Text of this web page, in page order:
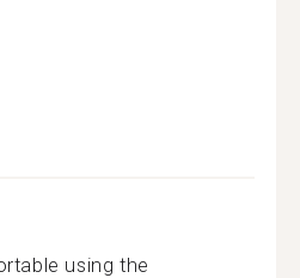
using the